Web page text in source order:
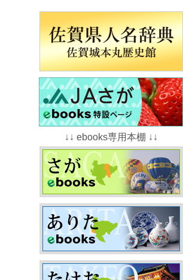
↓↓ ebooks専用本棚 ↓↓